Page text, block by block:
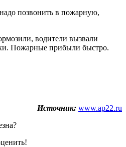
позвонить в пожарную,
водители вызвали
Пожарные прибыли быстро.
Источник: www.ap22.ru